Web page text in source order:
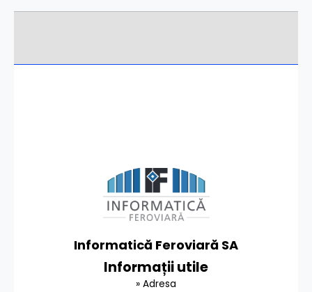
Informatică Feroviară SA
Informații utile
» Adresa